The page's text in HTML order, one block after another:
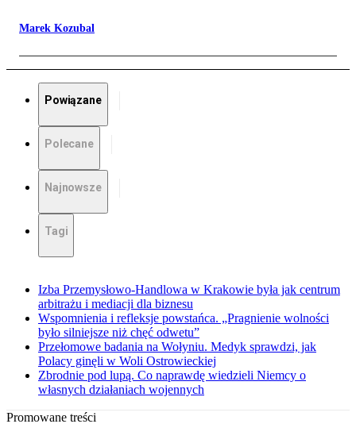
Marek Kozubal
Powiązane
Polecane
Najnowsze
Tagi
Izba Przemysłowo-Handlowa w Krakowie była jak centrum
arbitrażu i mediacji dla biznesu
Wspomnienia i refleksje powstańca. „Pragnienie wolności
było silniejsze niż chęć odwetu”
Przełomowe badania na Wołyniu. Medyk sprawdzi, jak
Polacy ginęli w Woli Ostrowieckiej
Zbrodnie pod lupą. Co naprawdę wiedzieli Niemcy o
własnych działaniach wojennych
Promowane treści